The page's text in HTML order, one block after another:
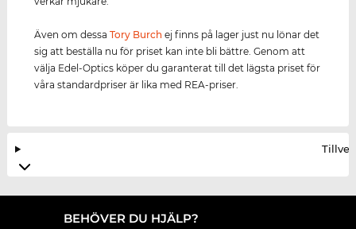
Även om dessaTory Burch ej finns på lager just nu lönar det
sig att beställa nu för priset kan inte bli bättre. Genom att
välja Edel-Optics köper du garanterat till det lägsta priset för
våra standardpriser är lika med REA-priser.
BEHÖVER DU HJÄLP?